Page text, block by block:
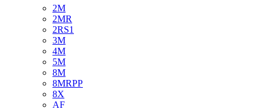
2M
2MR
2RS1
3M
4M
5M
8M
8MRPP
8X
AF